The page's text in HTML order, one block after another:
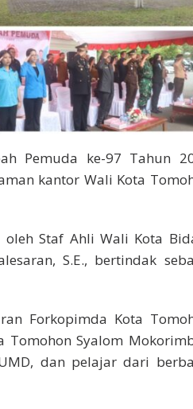
Pemuda ke-97 Tahun
kantor Wali Kota
oleh Staf Ahli Wali Kota
S.E., bertindak
Forkopimda Kota
Tomohon Syalom
dan pelajar dari